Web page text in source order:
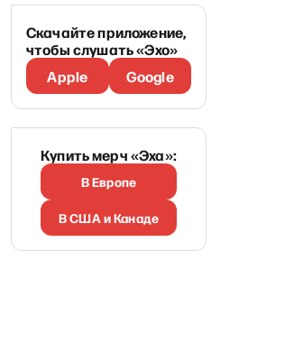
Скачайте приложение,
чтобы слушать «Эхо»
Apple
Google
Купить мерч «Эха»:
В Европе
В США и Канаде